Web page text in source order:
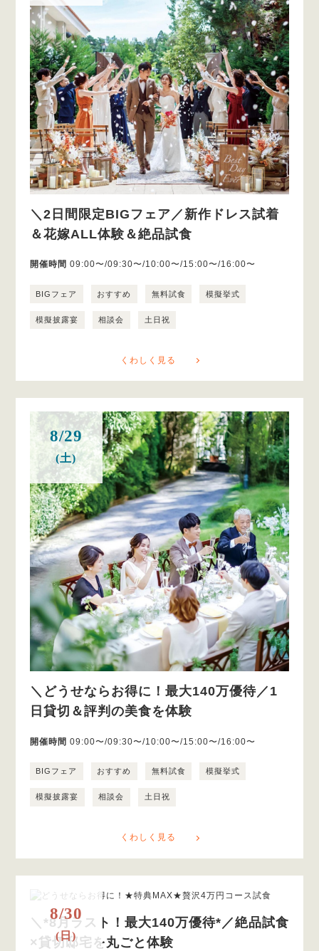
＼2日間限定BIGフェア／新作ドレス試着
＆花嫁ALL体験＆絶品試食
開催時間 09:00〜/09:30〜/10:00〜/15:00〜/16:00〜
BIGフェア おすすめ 無料試食 模擬挙式
模擬披露宴 相談会 土日祝
くわしく見る
8/29
(土)
＼どうせならお得に！最大140万優待／1
日貸切＆評判の美食を体験
開催時間 09:00〜/09:30〜/10:00〜/15:00〜/16:00〜
BIGフェア おすすめ 無料試食 模擬挙式
模擬披露宴 相談会 土日祝
くわしく見る
8/30
(日)
＼*8月ラスト！最大140万優待*／絶品試食
×貸切邸宅を丸ごと体験